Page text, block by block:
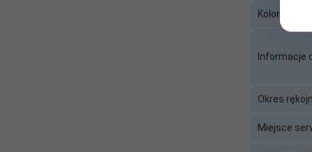
Kolor
Informacje
Okres
Miejsce